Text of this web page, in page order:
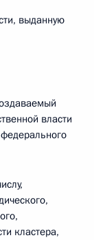
выданную
власти
кластера,